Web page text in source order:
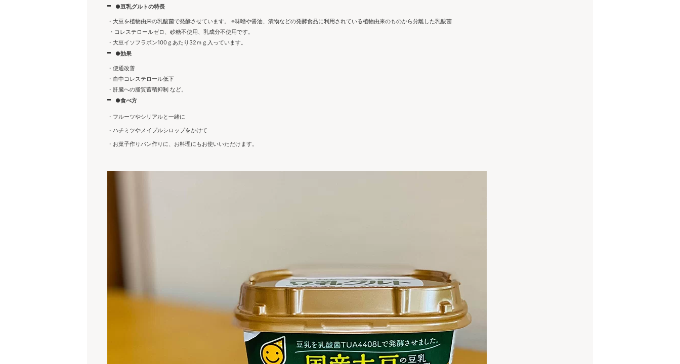
●豆乳グルトの特長
・大豆を植物由来の乳酸菌で発酵させています。 ※味噌や醤油、漬物などの発酵食品に利用されている植物由来のものから分離した乳酸菌
・コレステロールゼロ、砂糖不使用、乳成分不使用です。
・大豆イソフラボン100ｇあたり32ｍｇ入っています。
●効果
・便通改善
・血中コレステロール低下
・肝臓への脂質蓄積抑制 など。
●食べ方
・フルーツやシリアルと一緒に
・ハチミツやメイプルシロップをかけて
・お菓子作りパン作りに、お料理にもお使いいただけます。